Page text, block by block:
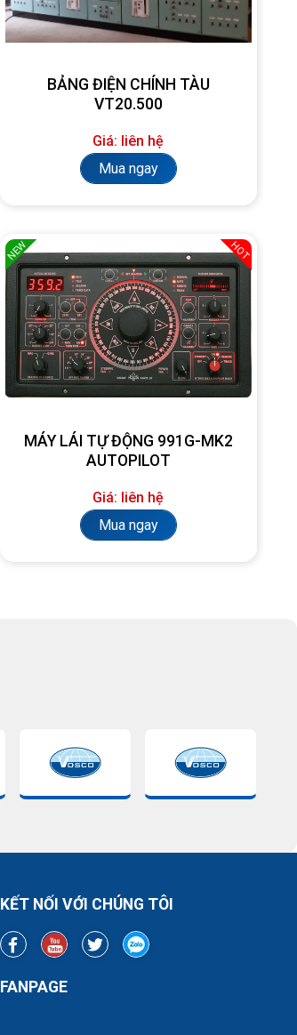
BẢNG ĐIỆN CHÍNH TÀU
VT20.500
Giá: liên hệ
Mua ngay
NEW HOT
MÁY LÁI TỰ ĐỘNG 991G-MK2
AUTOPILOT
Giá: liên hệ
Mua ngay
KẾT NỐI VỚI CHÚNG TÔI
FANPAGE